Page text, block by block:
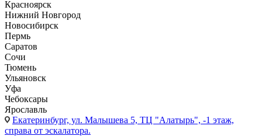
Красноярск
Нижний Новгород
Новосибирск
Пермь
Саратов
Сочи
Тюмень
Ульяновск
Уфа
Чебоксары
Ярославль
Екатеринбург, ул. Малышева 5, ТЦ "Алатырь", -1 этаж,
справа от эскалатора.